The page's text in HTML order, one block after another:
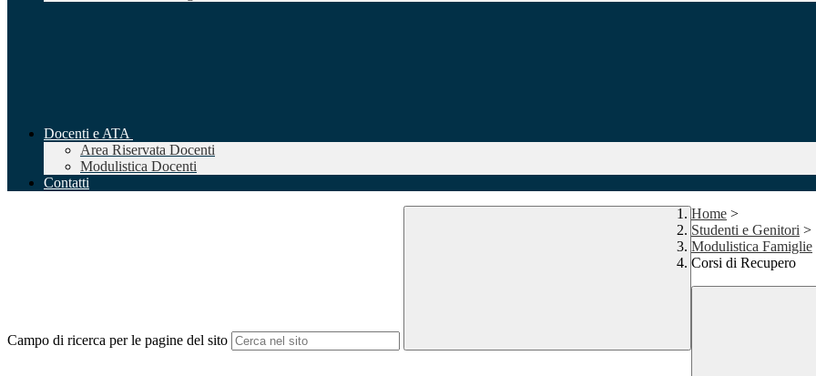
Docenti e ATA
Area Riservata Docenti
Modulistica Docenti
Contatti
Campo di ricerca per le pagine del sito
Home >
Studenti e Genitori >
Modulistica Famiglie
Corsi di Recupero